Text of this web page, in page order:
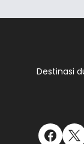
Destinasi